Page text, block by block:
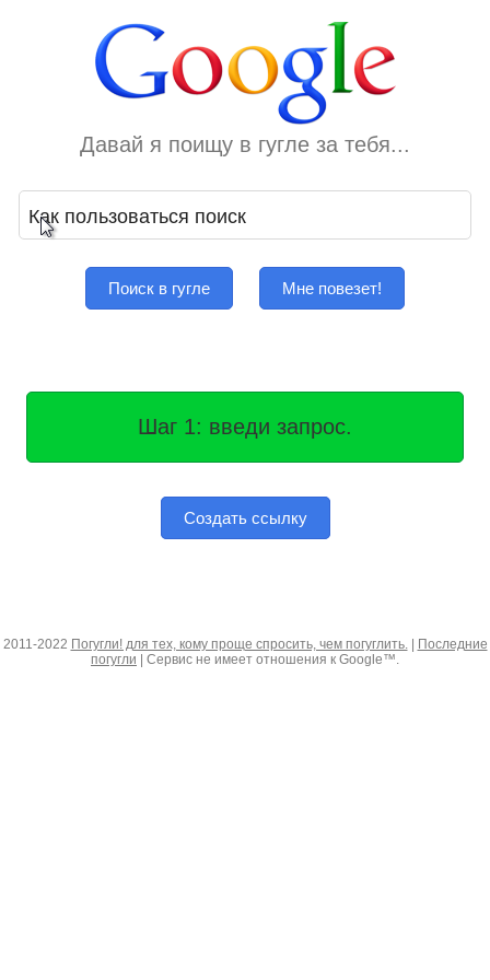
Давай я поищу в гугле за тебя...
Поиск в гугле Мне повезет!
Шаг 1: введи запрос.
Создать ссылку
2011-2022 Погугли! для тех, кому проще спросить, чем погуглить.|
Последние
погугли | Сервис не имеет отношения к Google™.